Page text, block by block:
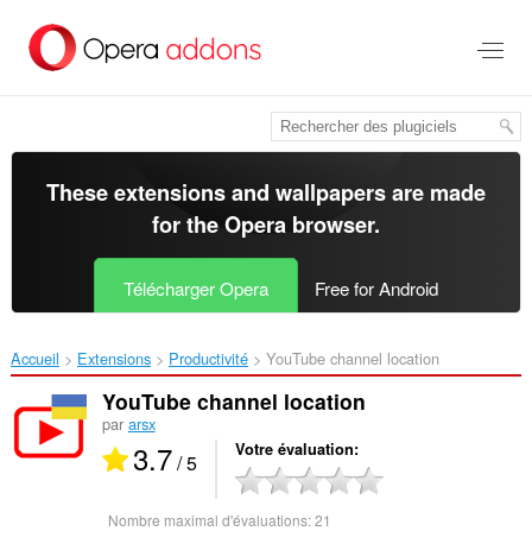
contenu
These extensions and wallpapers are made
for theOpera browser.
Télécharger Opera Free for Android
Accueil Extensions Productivité YouTube channel location‎
YouTube channel location
par arsx
3.7/ 5 Votre évaluation
Nombre maximal d'évaluations:21